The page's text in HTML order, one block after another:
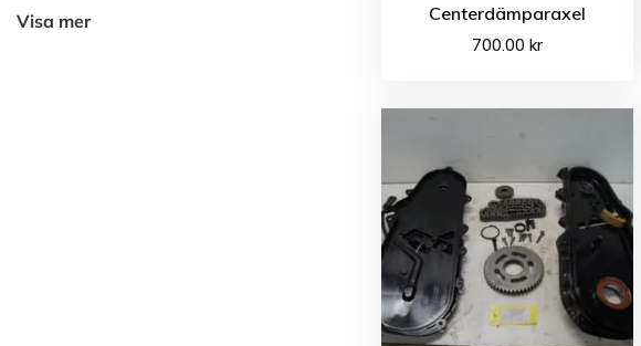
Visa mer
Centerdämparaxel
700.00 kr